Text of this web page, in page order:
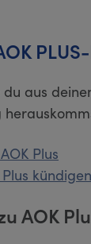
aus
Plus
kündigen
AOK